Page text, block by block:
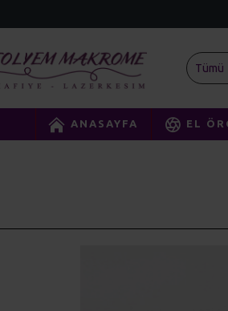
Tümü
ANASAYFA EL